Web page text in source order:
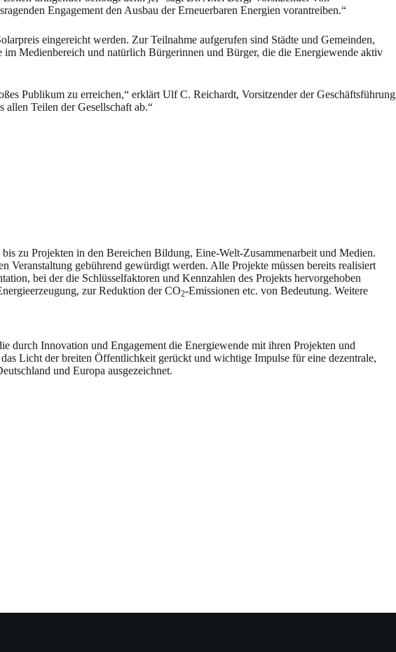
Engagement den Ausbau der Erneuerbaren Energien vorantreiben.“
eingereicht werden. Zur Teilnahme aufgerufen sind Städte und Gemeinden,
Medienbereich und natürlich Bürgerinnen und Bürger, die die Energiewende aktiv
Publikum zu erreichen,“ erklärt Ulf C. Reichardt, Vorsitzender der Geschäftsführung
Teilen der Gesellschaft ab.“
zu Projekten in den Bereichen Bildung, Eine-Welt-Zusammenarbeit und Medien.
Veranstaltung gebührend gewürdigt werden. Alle Projekte müssen bereits realisiert
bei der die Schlüsselfaktoren und Kennzahlen des Projekts hervorgehoben
zur Reduktion der CO2-Emissionen etc. von Bedeutung. Weitere
durch Innovation und Engagement die Energiewende mit ihren Projekten und
Licht der breiten Öffentlichkeit gerückt und wichtige Impulse für eine dezentrale,
und Europa ausgezeichnet.